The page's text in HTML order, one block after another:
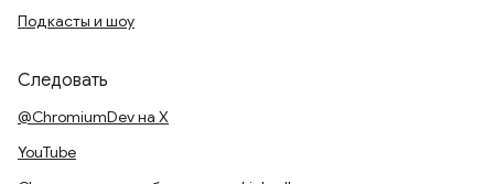
Подкасты и шоу
Следовать
@ChromiumDev на X
YouTube